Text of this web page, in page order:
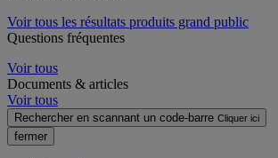
Voir tous les résultats produits grand public
Questions fréquentes
Voir tous
Documents & articles
Voir tous
Rechercher en scannant un code-barre Cliquer ici
fermer